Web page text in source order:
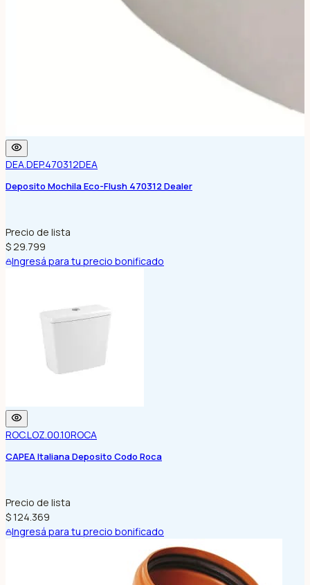
DEA.DEP.470312DEA
Deposito Mochila Eco-Flush 470312 Dealer
Precio de lista
$ 29.799
Ingresá para tu precio bonificado
ROC.LOZ.00.10ROCA
CAPEA Italiana Deposito Codo Roca
Precio de lista
$ 124.369
Ingresá para tu precio bonificado